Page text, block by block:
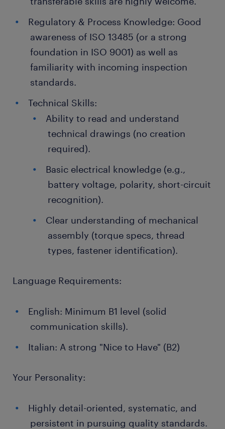
Regulatory & Process Knowledge: Good
awareness of ISO 13485 (or a strong
foundation in ISO 9001) as well as
familiarity with incoming inspection
standards.
Technical Skills:
Ability to read and understand
technical drawings (no creation
required).
Basic electrical knowledge (e.g.,
battery voltage, polarity, short-circuit
recognition).
Clear understanding of mechanical
assembly (torque specs, thread
types, fastener identification).
Language Requirements:
English: Minimum B1 level (solid
communication skills).
Italian: A strong "Nice to Have" (B2)
Your Personality:
Highly detail-oriented, systematic, and
persistent in pursuing quality standards.